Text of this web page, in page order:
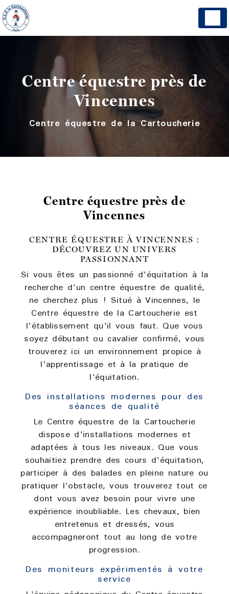
Centre équestre près de
Vincennes
Centre équestre de la Cartoucherie
Centre équestre près de
Vincennes
CENTRE ÉQUESTRE À VINCENNES :
DÉCOUVREZ UN UNIVERS
PASSIONNANT
Si vous êtes un passionné d'équitation à la
recherche d'un centre équestre de qualité,
ne cherchez plus ! Situé à Vincennes, le
Centre équestre de la Cartoucherie est
l'établissement qu'il vous faut. Que vous
soyez débutant ou cavalier confirmé, vous
trouverez ici un environnement propice à
l'apprentissage et à la pratique de
l'équitation.
Des installations modernes pour des
séances de qualité
Le Centre équestre de la Cartoucherie
dispose d'installations modernes et
adaptées à tous les niveaux. Que vous
souhaitiez prendre des cours d'équitation,
participer à des balades en pleine nature ou
pratiquer l'obstacle, vous trouverez tout ce
dont vous avez besoin pour vivre une
expérience inoubliable. Les chevaux, bien
entretenus et dressés, vous
accompagneront tout au long de votre
progression.
Des moniteurs expérimentés à votre
service
Panneau de gestion des cookies